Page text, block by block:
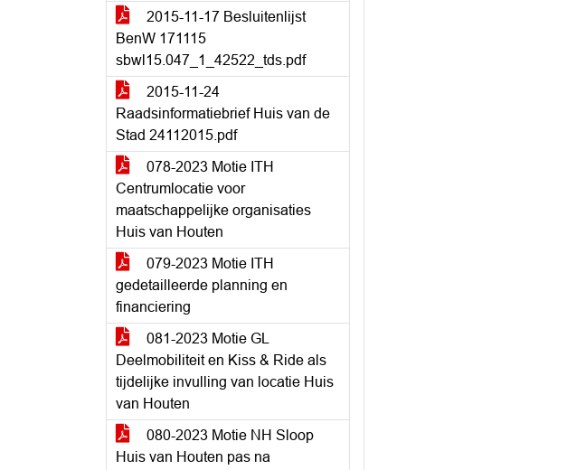
2015-11-17 Besluitenlijst
BenW 171115
sbwl15.047_1_42522_tds.pdf
2015-11-24
Raadsinformatiebrief Huis van de
Stad 24112015.pdf
078-2023 Motie ITH
Centrumlocatie voor
maatschappelijke organisaties
Huis van Houten
079-2023 Motie ITH
gedetailleerde planning en
financiering
081-2023 Motie GL
Deelmobiliteit en Kiss & Ride als
tijdelijke invulling van locatie Huis
van Houten
080-2023 Motie NH Sloop
Huis van Houten pas na